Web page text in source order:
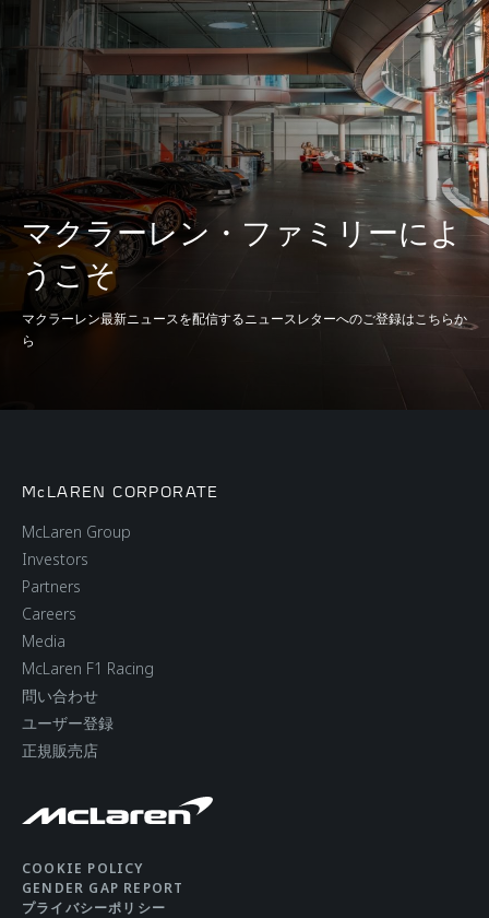
マクラーレン・ファミリーによ
うこそ
マクラーレン最新ニュースを配信するニュースレターへのご登録はこちらか
ら
McLAREN CORPORATE
McLaren Group
Investors
Partners
Careers
Media
McLaren F1 Racing
問い合わせ
ユーザー登録
正規販売店
COOKIE POLICY
GENDER GAP REPORT
プライバシーポリシー